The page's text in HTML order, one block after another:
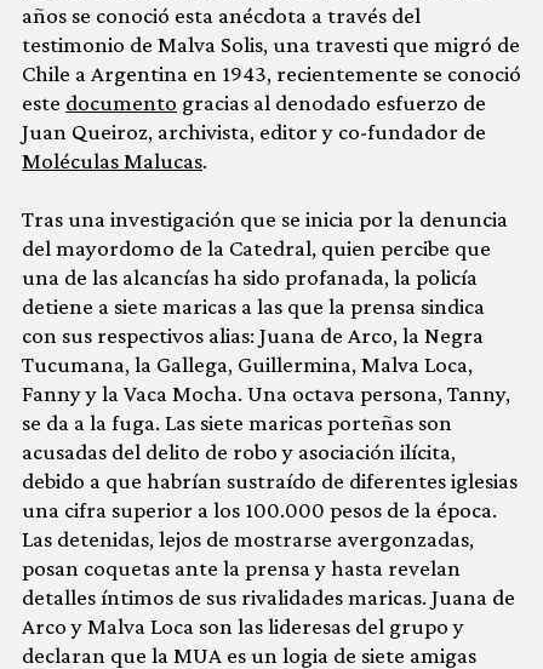
años se conoció esta anécdota a través del
testimonio de Malva Solis, una travesti que migró de
Chile a Argentina en 1943, recientemente se conoció
este documento gracias al denodado esfuerzo de
Juan Queiroz, archivista, editor y co-fundador de
Moléculas Malucas.
Tras una investigación que se inicia por la denuncia
del mayordomo de la Catedral, quien percibe que
una de las alcancías ha sido profanada, la policía
detiene a siete maricas a las que la prensa sindica
con sus respectivos alias: Juana de Arco, la Negra
Tucumana, la Gallega, Guillermina, Malva Loca,
Fanny y la Vaca Mocha. Una octava persona, Tanny,
se da a la fuga. Las siete maricas porteñas son
acusadas del delito de robo y asociación ilícita,
debido a que habrían sustraído de diferentes iglesias
una cifra superior a los 100.000 pesos de la época.
Las detenidas, lejos de mostrarse avergonzadas,
posan coquetas ante la prensa y hasta revelan
detalles íntimos de sus rivalidades maricas. Juana de
Arco y Malva Loca son las lideresas del grupo y
declaran que la MUA es un logia de siete amigas